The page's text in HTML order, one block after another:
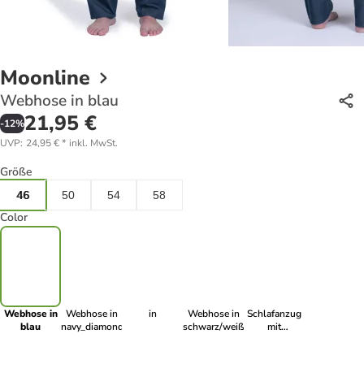
Moonline
Webhose in blau
-12%21,95 €
UVP: 24,95 €* inkl. MwSt.
Größe
46 50 54 58
Color
Webhose in
blau
Webhose in
navy_diamond
in
Webhose in
schwarz/weiß_klein
Schlafanzug
mit